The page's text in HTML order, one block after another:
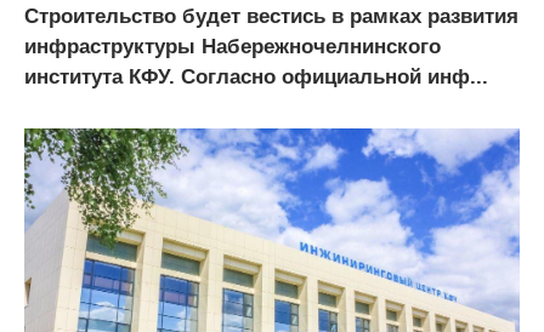
Строительство будет вестись в рамках развития
инфраструктуры Набережночелнинского
института КФУ. Согласно официальной инф...